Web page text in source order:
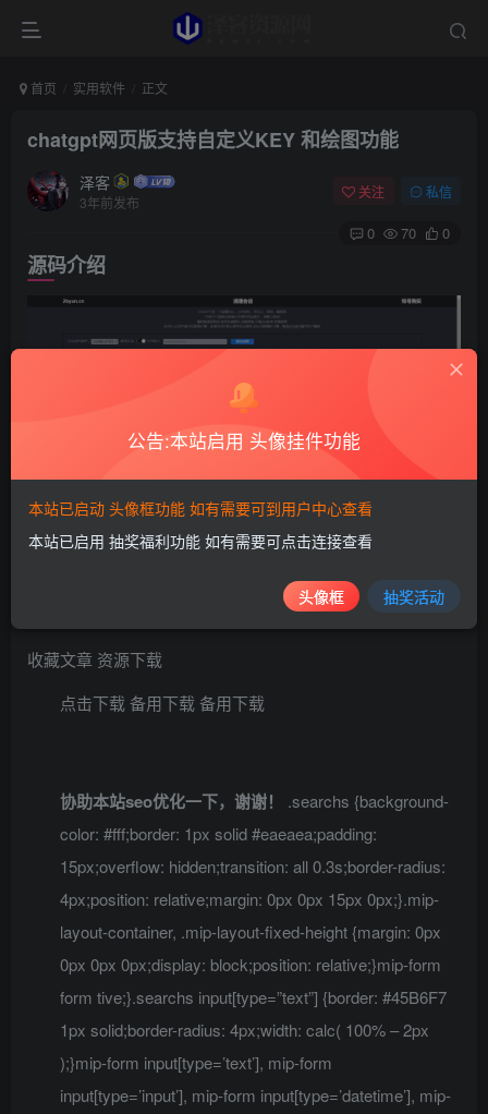
首页 实用软件 正文
chatgpt网页版支持自定义KEY 和绘图功能
泽客
3年前发布
关注 私信
0 70 0
源码介绍
下载链接https://pgx.lanzoub.com/iVfwc0nunqra
功能已测试一切正常 请在非国内服务器搭建
收藏文章 资源下载
点击下载 备用下载 备用下载
协助本站seo优化一下，谢谢！ .searchs {background-
color: #fff;border: 1px solid #eaeaea;padding:
15px;overflow: hidden;transition: all 0.3s;border-radius:
4px;position: relative;margin: 0px 0px 15px 0px;}.mip-
layout-container, .mip-layout-fixed-height {margin: 0px
0px 0px 0px;display: block;position: relative;}mip-form
form tive;}.searchs input[type=”text”] {border: #45B6F7
1px solid;border-radius: 4px;width: calc( 100% – 2px
);}mip-form input[type=’text’], mip-form
input[type=’input’], mip-form input[type=’datetime’], mip-
公告:本站启用 头像挂件功能
本站已启动 头像框功能 如有需要可到用户中心查看
本站已启用 抽奖福利功能 如有需要可点击连接查看
头像框 抽奖活动